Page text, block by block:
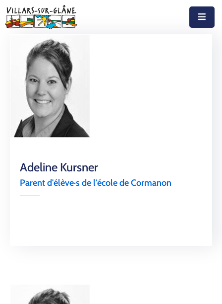
Actualités
Agenda
Autorités
Prestations
Découvrir
Adeline Kursner
Parent d'élève·s de l'école de Cormanon